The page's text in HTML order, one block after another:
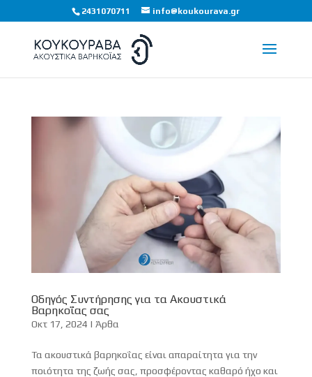
2431070711 info@koukourava.gr
Οδηγός Συντήρησης για τα Ακουστικά
Βαρηκοΐας σας
Οκτ 17, 2024 | Άρθα
Τα ακουστικά βαρηκοΐας είναι απαραίτητα για την
ποιότητα της ζωής σας, προσφέροντας καθαρό ήχο και